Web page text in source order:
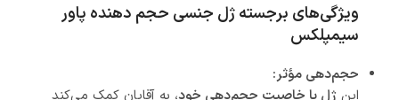
ویژگی‌های برجسته ژل جنسی حجم دهنده پاور
سیمپلکس
حجم‌دهی مؤثر: